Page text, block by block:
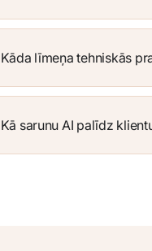
Kāda līmeņa tehniskās
Kā sarunu AI palīdz